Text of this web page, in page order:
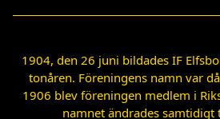
1904, den 26 juni bildades IF
tonåren. Föreningens namn var
1906 blev föreningen medlem i
namnet ändrades samtidigt